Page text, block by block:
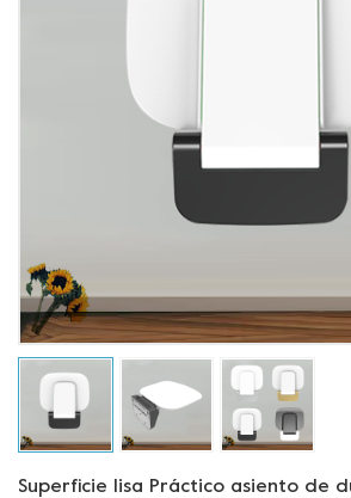
Superficie lisa Práctico asiento de